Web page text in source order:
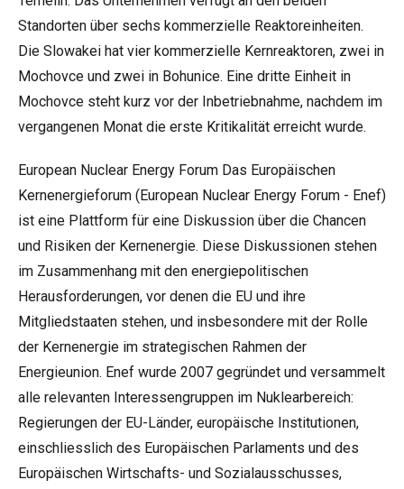
Standorten über sechs kommerzielle Reaktoreinheiten.
Die Slowakei hat vier kommerzielle Kernreaktoren, zwei in
Mochovce und zwei in Bohunice. Eine dritte Einheit in
Mochovce steht kurz vor der Inbetriebnahme, nachdem im
vergangenen Monat die erste Kritikalität erreicht wurde.
European Nuclear Energy Forum Das Europäischen
Kernenergieforum (European Nuclear Energy Forum - Enef)
ist eine Plattform für eine Diskussion über die Chancen
und Risiken der Kernenergie. Diese Diskussionen stehen
im Zusammenhang mit den energiepolitischen
Herausforderungen, vor denen die EU und ihre
Mitgliedstaaten stehen, und insbesondere mit der Rolle
der Kernenergie im strategischen Rahmen der
Energieunion. Enef wurde 2007 gegründet und versammelt
alle relevanten Interessengruppen im Nuklearbereich:
Regierungen der EU-Länder, europäische Institutionen,
einschliesslich des Europäischen Parlaments und des
Europäischen Wirtschafts- und Sozialausschusses,